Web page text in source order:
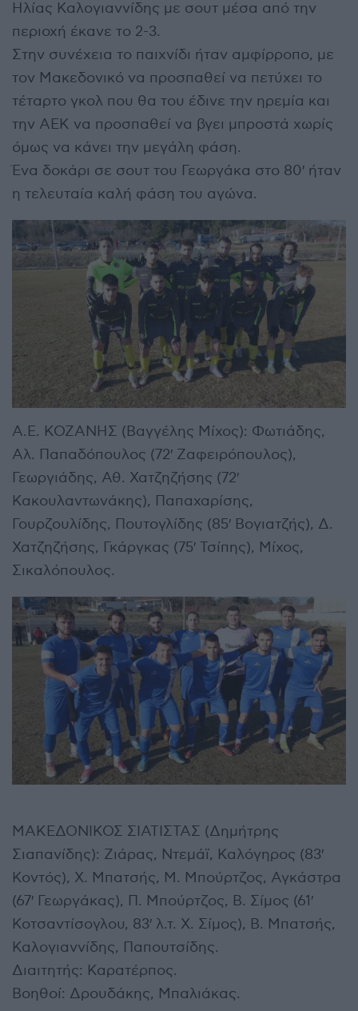
Ηλίας Καλογιαννίδης με σουτ μέσα από την
περιοχή έκανε το 2-3.
Στην συνέχεια το παιχνίδι ήταν αμφίρροπο, με
τον Μακεδονικό να προσπαθεί να πετύχει το
τέταρτο γκολ που θα του έδινε την ηρεμία και
την ΑΕΚ να προσπαθεί να βγει μπροστά χωρίς
όμως να κάνει την μεγάλη φάση.
Ένα δοκάρι σε σουτ του Γεωργάκα στο 80′ ήταν
η τελευταία καλή φάση του αγώνα.
Α.Ε. ΚΟΖΑΝΗΣ (Βαγγέλης Μίχος): Φωτιάδης,
Αλ. Παπαδόπουλος (72′ Ζαφειρόπουλος),
Γεωργιάδης, Αθ. Χατζηζήσης (72′
Κακουλαντωνάκης), Παπαχαρίσης,
Γουρζουλίδης, Πουτογλίδης (85′ Βογιατζής), Δ.
Χατζηζήσης, Γκάργκας (75′ Τσίπης), Μίχος,
Σικαλόπουλος.
ΜΑΚΕΔΟΝΙΚΟΣ ΣΙΑΤΙΣΤΑΣ (Δημήτρης
Σιαπανίδης): Ζιάρας, Ντεμάϊ, Καλόγηρος (83′
Κοντός), Χ. Μπατσής, Μ. Μπούρτζος, Αγκάστρα
(67′ Γεωργάκας), Π. Μπούρτζος, Β. Σίμος (61′
Κοτσαντίσογλου, 83′ λ.τ. Χ. Σίμος), Β. Μπατσής,
Καλογιαννίδης, Παπουτσίδης.
Διαιτητής: Καρατέρπος.
Βοηθοί: Δρουδάκης, Μπαλιάκας.